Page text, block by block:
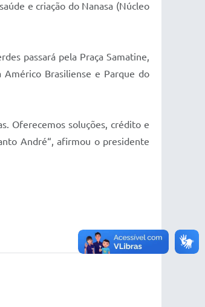
e criação do Nanasa (Núcleo
passará pela Praça Samatine,
Américo Brasiliense e Parque do
Oferecemos soluções, crédito e
André“, afirmou o presidente